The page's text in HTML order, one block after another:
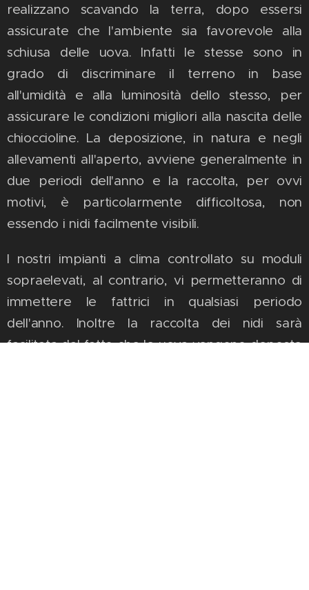
realizzano scavando la terra, dopo essersi
assicurate che l'ambiente sia favorevole alla
schiusa delle uova. Infatti le stesse sono in
grado di discriminare il terreno in base
all'umidità e alla luminosità dello stesso, per
assicurare le condizioni migliori alla nascita delle
chioccioline. La deposizione, in natura e negli
allevamenti all'aperto, avviene generalmente in
due periodi dell'anno e la raccolta, per ovvi
motivi, è particolarmente difficoltosa, non
essendo i nidi facilmente visibili.
I nostri impianti a clima controllato su moduli
sopraelevati, al contrario, vi permetteranno di
immettere le fattrici in qualsiasi periodo
dell'anno. Inoltre la raccolta dei nidi sarà
facilitata dal fatto che le uova vengono deposte